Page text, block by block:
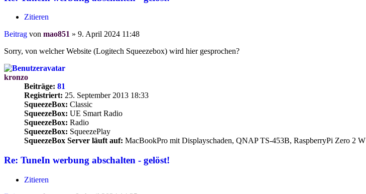
Zitieren
Beitrag von mao851 » 9. April 2024 11:48
Sorry, von welcher Website (Logitech Squeezebox) wird hier gesprochen?
kronzo
Beiträge: 81
Registriert: 25. September 2013 18:33
SqueezeBox: Classic
SqueezeBox: UE Smart Radio
SqueezeBox: Radio
SqueezeBox: SqueezePlay
SqueezeBox Server läuft auf: MacBookPro mit Displayschaden, QNAP TS-453B, RaspberryPi Zero 2 W
Re: TuneIn werbung abschalten - gelöst!
Zitieren